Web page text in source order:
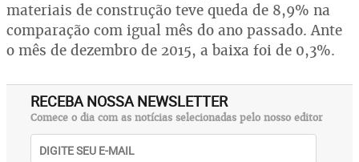
materiais de construção teve queda de 8,9% na
comparação com igual mês do ano passado. Ante
o mês de dezembro de 2015, a baixa foi de 0,3%.
RECEBA NOSSA NEWSLETTER
Comece o dia com as notícias selecionadas pelo nosso editor